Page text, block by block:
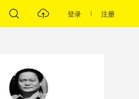
登录 注册